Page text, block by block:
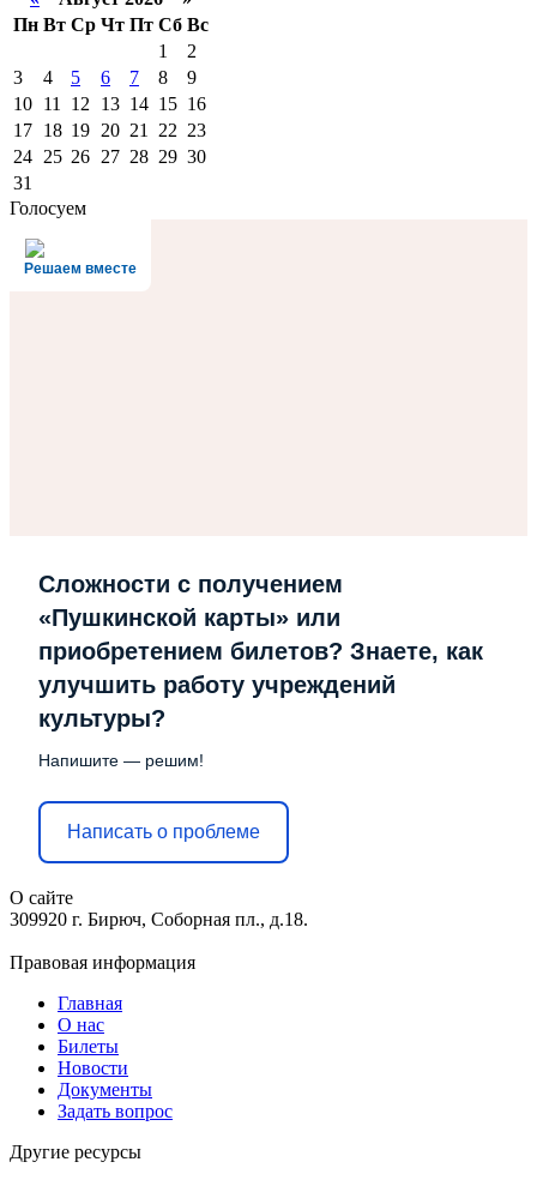
Пн Вт Ср Чт Пт Сб Вс
1
2
3
4 5 6 7 8
9
10 11 12 13 14 15 16
17 18 19 20 21 22 23
24 25 26 27 28 29 30
31
Голосуем
Решаем вместе
Сложности с получением
«Пушкинской карты» или
приобретением билетов? Знаете, как
улучшить работу учреждений
культуры?
Напишите — решим!
Написать о проблеме
О сайте
309920 г. Бирюч, Соборная пл., д.18.
Правовая информация
Главная
О нас
Билеты
Новости
Документы
Задать вопрос
Другие ресурсы